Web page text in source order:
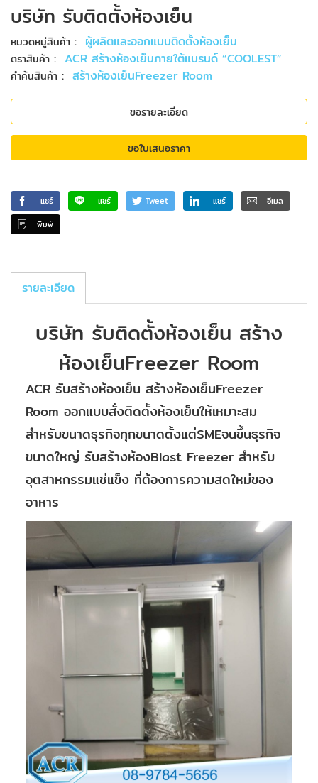
บริษัท รับติดตั้งห้องเย็น
หมวดหมู่สินค้า : ผู้ผลิตและออกแบบติดตั้งห้องเย็น
ตราสินค้า : ACR สร้างห้องเย็นภายใต้แบรนด์ “COOLEST”
คำค้นสินค้า : สร้างห้องเย็นFreezer Room
ขอรายละเอียด
ขอใบเสนอราคา
แชร์ แชร์ Tweet แชร์
อีเมล
พิมพ์
รายละเอียด
บริษัท รับติดตั้งห้องเย็น สร้าง
ห้องเย็นFreezer Room
ACR รับสร้างห้องเย็น สร้างห้องเย็นFreezer
Room ออกแบบสั่งติดตั้งห้องเย็นให้เหมาะสม
สำหรับขนาดธุรกิจทุกขนาดตั้งแต่SMEจนขึ้นธุรกิจ
ขนาดใหญ่ รับสร้างห้องBlast Freezer สำหรับ
อุตสาหกรรมแช่แข็ง ที่ต้องการความสดใหม่ของ
อาหาร